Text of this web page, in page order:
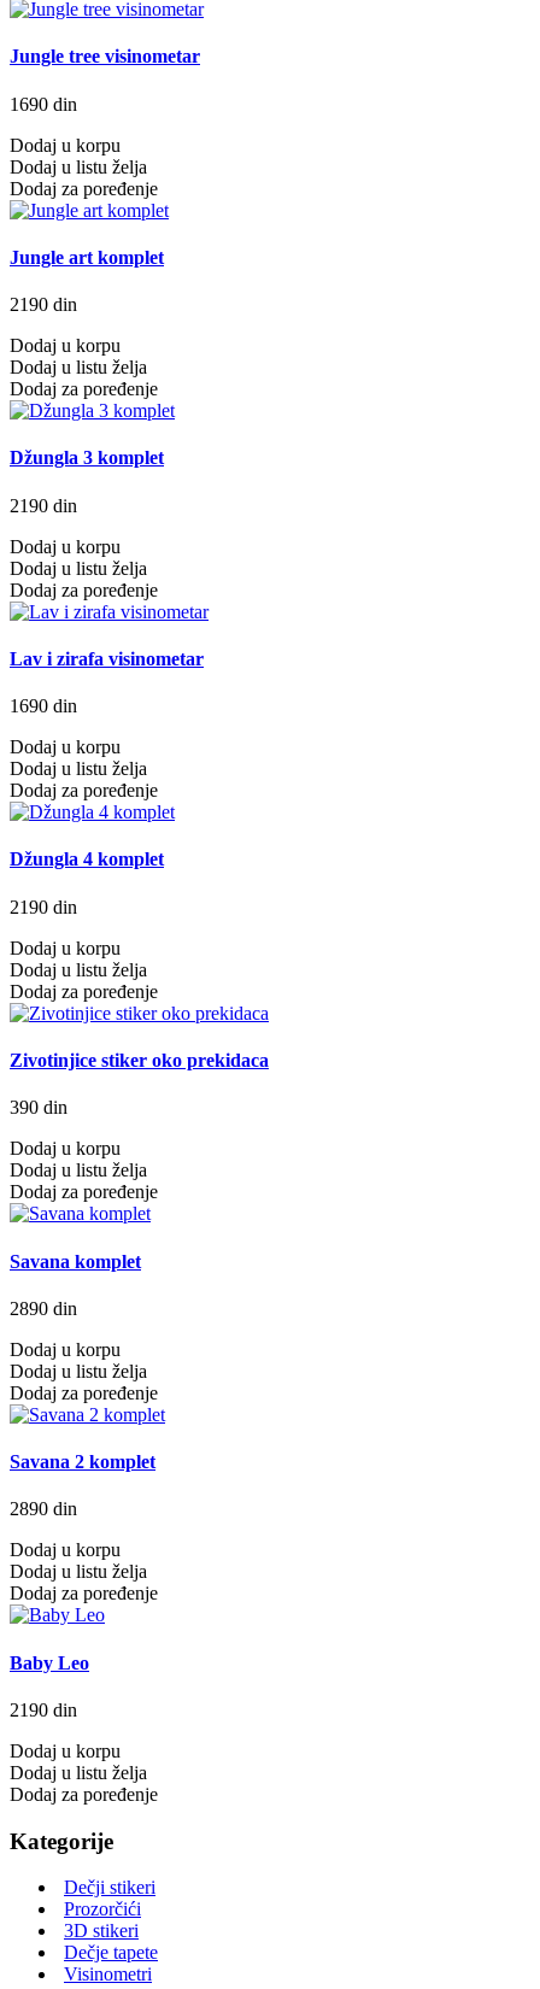
Jungle tree visinometar
1690 din
Dodaj u korpu
Dodaj u listu želja
Dodaj za poređenje
Jungle art komplet
2190 din
Dodaj u korpu
Dodaj u listu želja
Dodaj za poređenje
Džungla 3 komplet
2190 din
Dodaj u korpu
Dodaj u listu želja
Dodaj za poređenje
Lav i zirafa visinometar
1690 din
Dodaj u korpu
Dodaj u listu želja
Dodaj za poređenje
Džungla 4 komplet
2190 din
Dodaj u korpu
Dodaj u listu želja
Dodaj za poređenje
Zivotinjice stiker oko prekidaca
390 din
Dodaj u korpu
Dodaj u listu želja
Dodaj za poređenje
Savana komplet
2890 din
Dodaj u korpu
Dodaj u listu želja
Dodaj za poređenje
Savana 2 komplet
2890 din
Dodaj u korpu
Dodaj u listu želja
Dodaj za poređenje
Baby Leo
2190 din
Dodaj u korpu
Dodaj u listu želja
Dodaj za poređenje
Kategorije
Dečji stikeri
Prozorčići
3D stikeri
Dečje tapete
Visinometri